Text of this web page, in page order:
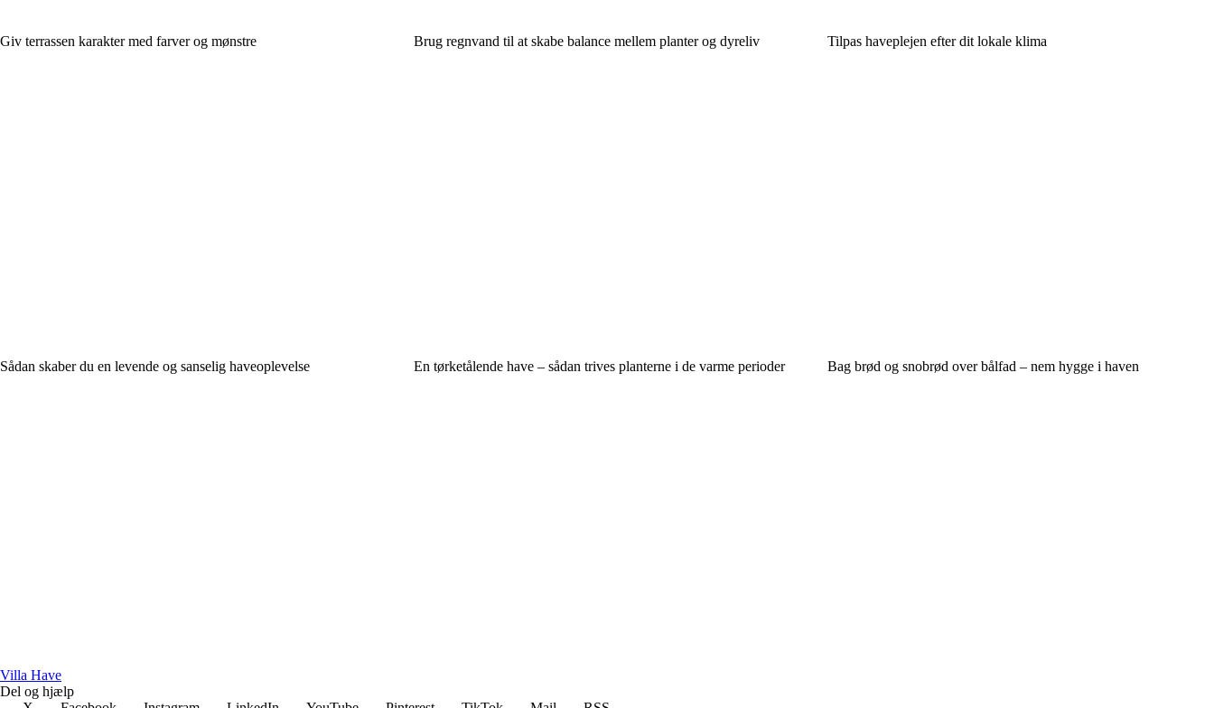
Giv terrassen karakter med farver og mønstre Brug regnvand til at skabe balance mellem planter og dyreliv Tilpas haveplejen efter dit lokale klima
Sådan skaber du en levende og sanselig haveoplevelse En tørketålende have – sådan trives planterne i de varme perioder Bag brød og snobrød over bålfad – nem hygge i haven
Villa Have
Del og hjælp